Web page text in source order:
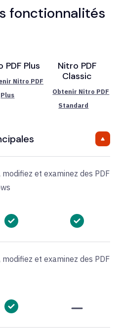
fonctionnalités
PDF Plus
Nitro PDF
Plus
Nitro PDF
Classic
Obtenir Nitro PDF
Standard
et examinez des PDF
et examinez des PDF